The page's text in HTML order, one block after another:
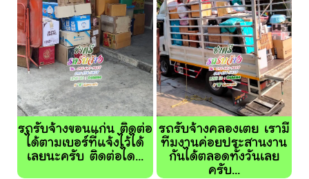
รถรับจ้างขอนแก่น ติดต่อ
ได้ตามเบอร์ที่แจ้งไว้ได้
เลยนะครับ ติดต่อได...
รถรับจ้างคลองเตย เรามี
ทีมงานค่อยประสานงาน
กันได้ตลอดทั้งวันเลย
ครับ...